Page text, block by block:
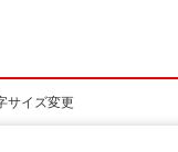
サイズ変更